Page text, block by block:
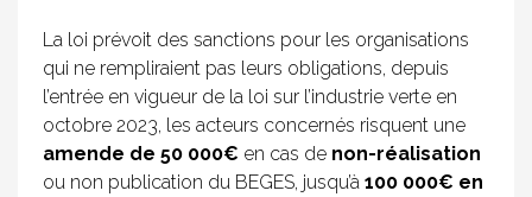
La loi prévoit des sanctions pour les organisations
qui ne rempliraient pas leurs obligations, depuis
l’entrée en vigueur de la loi sur l’industrie verte en
octobre 2023, les acteurs concernés risquent une
amende de 50 000€ en cas de non-réalisation
ou non publication du BEGES, jusqu’à100 000€ en